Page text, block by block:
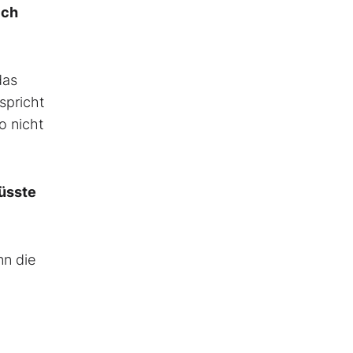
nicht
die